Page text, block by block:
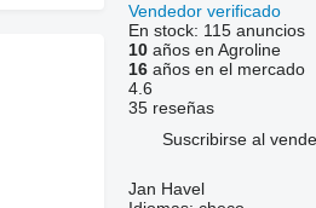
Vendedor verificado
En stock: 115 anuncios
10años en Agroline
16años en el mercado
4.6
35 reseñas
Suscribirse al
Jan Havel